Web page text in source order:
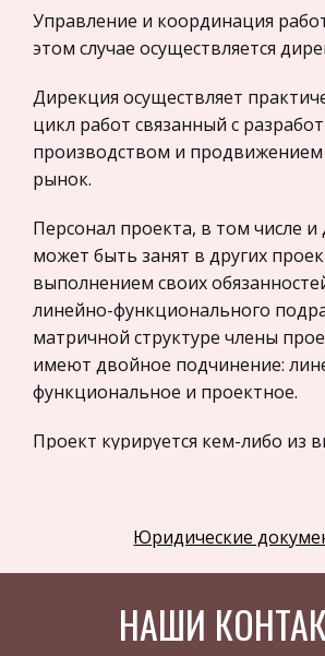
Экономико-математическое
моделирование
Компьютеры и периферийные
Астрономия
Разное
Уголовное и уголовно-
право
Налоговое право
Техника
Компьютеры,
История экономических
Физкультура и Спорт
Правоохранительные органы
Управление и координация
этом случае осуществляется
Дирекция осуществляет
цикл работ связанный с
производством и
рынок.
Персонал проекта, в том числе
может быть занят в других
выполнением своих
линейно-функционального
матричной структуре члены
имеют двойное подчинение:
функциональное и проектное.
Проект курируется кем-либо из
формировании из сотрудников
функциональных
каждому из проектов. В отличие
Юридические
НАШИ